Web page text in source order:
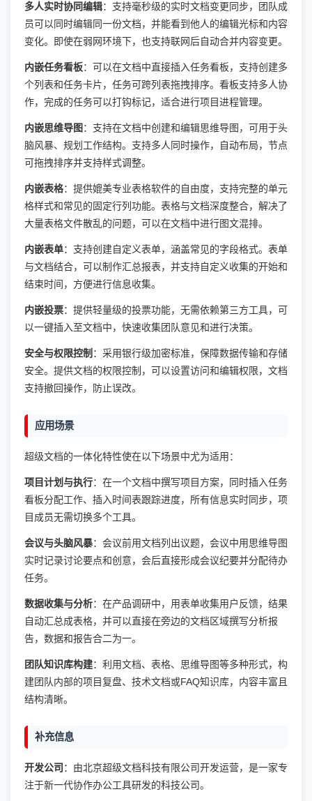
多人实时协同编辑：支持毫秒级的实时文档变更同步，团队成
员可以同时编辑同一份文档，并能看到他人的编辑光标和内容
变化。即使在弱网环境下，也支持联网后自动合并内容变更。
内嵌任务看板：可以在文档中直接插入任务看板，支持创建多
个列表和任务卡片，任务可跨列表拖拽排序。看板支持多人协
作，完成的任务可以打钩标记，适合进行项目进程管理。
内嵌思维导图 ：支持在文档中创建和编辑思维导图，可用于头
脑风暴、规划工作结构。支持多人同时操作，自动布局，节点
可拖拽排序并支持样式调整。
内嵌表格：提供媲美专业表格软件的自由度，支持完整的单元
格样式和常见的固定行列功能。表格与文档深度整合，解决了
大量表格文件散乱的问题，可以在文档中进行图文混排。
内嵌表单：支持创建自定义表单，涵盖常见的字段格式。表单
与文档结合，可以制作汇总报表，并支持自定义收集的开始和
结束时间，方便进行信息收集。
内嵌投票：提供轻量级的投票功能，无需依赖第三方工具，可
以一键插入至文档中，快速收集团队意见和进行决策。
安全与权限控制 ：采用银行级加密标准，保障数据传输和存储
安全。提供文档的权限控制，可以设置访问和编辑权限，文档
支持撤回操作，防止误改。
应用场景
超级文档的一体化特性使在以下场景中尤为适用：
项目计划与执行：在一个文档中撰写项目方案，同时插入任务
看板分配工作、插入时间表跟踪进度，所有信息实时同步，项
目成员无需切换多个工具。
会议与头脑风暴：会议前用文档列出议题，会议中用思维导图
实时记录讨论要点和创意，会后直接形成会议纪要并分配待办
任务。
数据收集与分析：在产品调研中，用表单收集用户反馈，结果
自动汇总成表格，并可以直接在旁边的文档区域撰写分析报
告，数据和报告合二为一。
团队知识库构建：利用文档、表格、思维导图等多种形式，构
建团队内部的项目复盘、技术文档或FAQ知识库，内容丰富且
结构清晰。
补充信息
开发公司 ：由北京超级文档科技有限公司开发运营，是一家专
注于新一代协作办公工具研发的科技公司。